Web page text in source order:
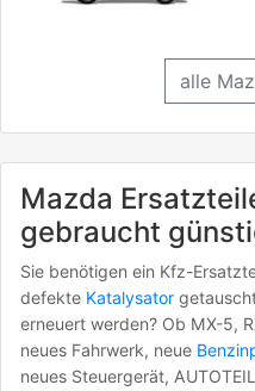
alle
Mazda
gebraucht
Sie benötigen ein Kfz-
defekte Katalysator
erneuert werden? Ob MX-5,
neues Fahrwerk, neue
neues Steuergerät,